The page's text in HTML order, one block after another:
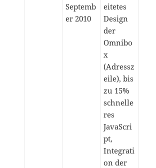
Septemb
er 2010
eitetes
Design
der
Omnibo
x
(Adressz
eile), bis
zu 15%
schnelle
res
JavaScri
pt,
Integrati
on der